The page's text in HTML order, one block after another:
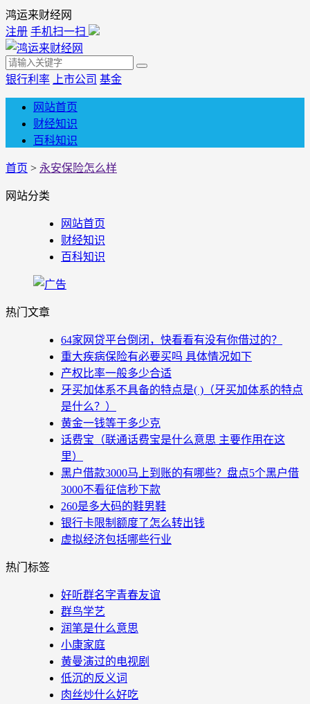
鸿运来财经网
注册 手机扫一扫
银行利率 上市公司 基金
网站首页
财经知识
百科知识
首页 > 永安保险怎么样
网站分类
网站首页
财经知识
百科知识
热门文章
64家网贷平台倒闭，快看看有没有你借过的？
重大疾病保险有必要买吗 具体情况如下
产权比率一般多少合适
牙买加体系不具备的特点是( )（牙买加体系的特点
是什么？）
黄金一钱等于多少克
话费宝（联通话费宝是什么意思 主要作用在这
里）
黑户借款3000马上到账的有哪些？盘点5个黑户借
3000不看征信秒下款
260是多大码的鞋男鞋
银行卡限制额度了怎么转出钱
虚拟经济包括哪些行业
热门标签
好听群名字青春友谊
群鸟学艺
润笔是什么意思
小康家庭
黄曼演过的电视剧
低沉的反义词
肉丝炒什么好吃